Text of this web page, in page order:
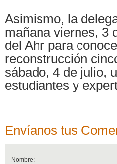
Asimismo, la
mañana viernes, 3
del Ahr para
reconstrucción
sábado, 4 de julio,
estudiantes y
Envíanos tus
Nombre: